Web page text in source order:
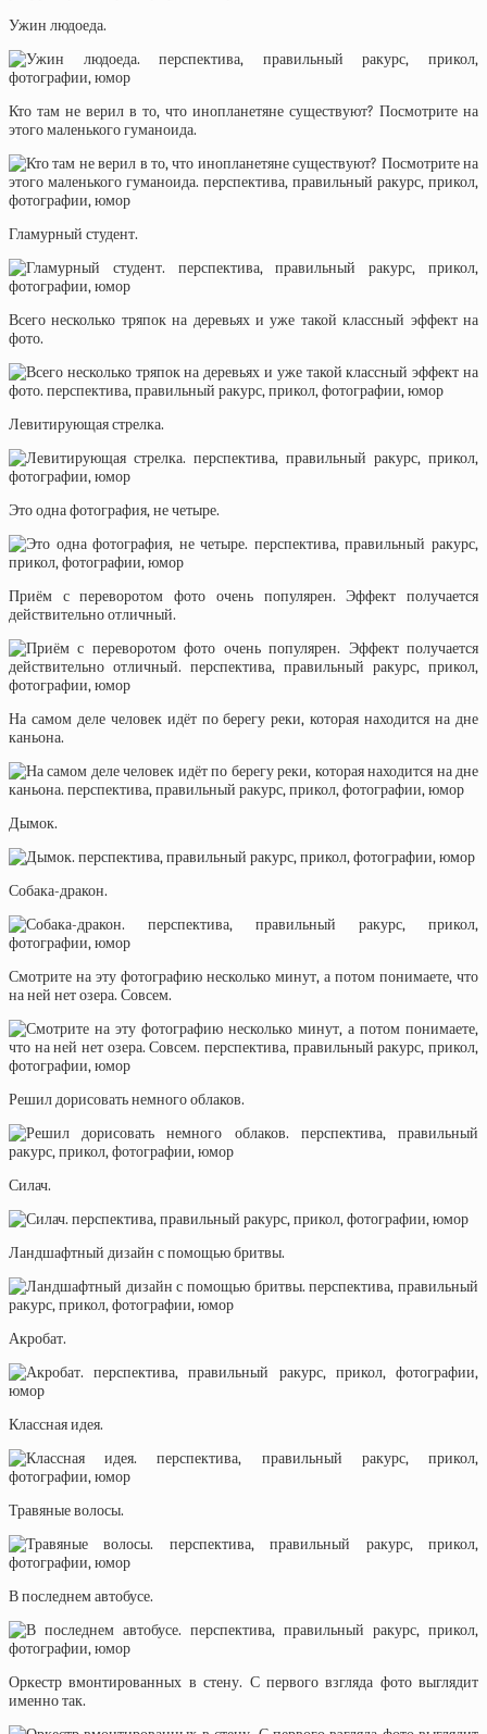
Ужин людоеда.
Кто там не верил в то, что инопланетяне существуют? Посмотрите на
этого маленького гуманоида.
Гламурный студент.
Всего несколько тряпок на деревьях и уже такой классный эффект на
фото.
Левитирующая стрелка.
Это одна фотография, не четыре.
Приём с переворотом фото очень популярен. Эффект получается
действительно отличный.
На самом деле человек идёт по берегу реки, которая находится на дне
каньона.
Дымок.
Собака-дракон.
Смотрите на эту фотографию несколько минут, а потом понимаете, что
на ней нет озера. Совсем.
Решил дорисовать немного облаков.
Силач.
Ландшафтный дизайн с помощью бритвы.
Акробат.
Классная идея.
Травяные волосы.
В последнем автобусе.
Оркестр вмонтированных в стену. С первого взгляда фото выглядит
именно так.